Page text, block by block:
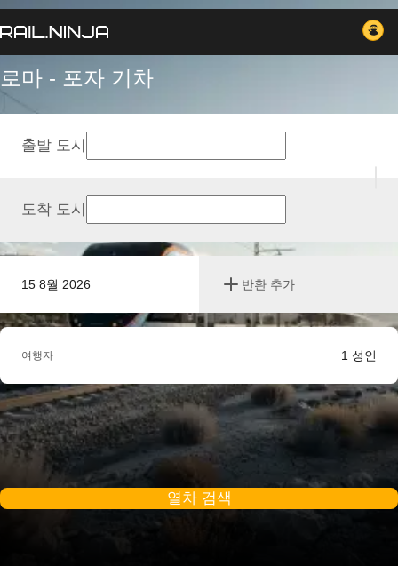
로마 - 포자 기차
15 8월 2026 반환 추가
출발 도시
도착 도시
여행자 1 성인
열차 검색